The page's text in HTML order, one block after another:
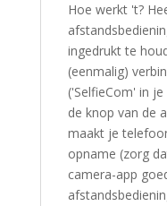
Hoe werkt 't?
ingedrukt te
(eenmalig)
('SelfieCom' in
de knop van de
maakt je
opname (zorg
camera-app